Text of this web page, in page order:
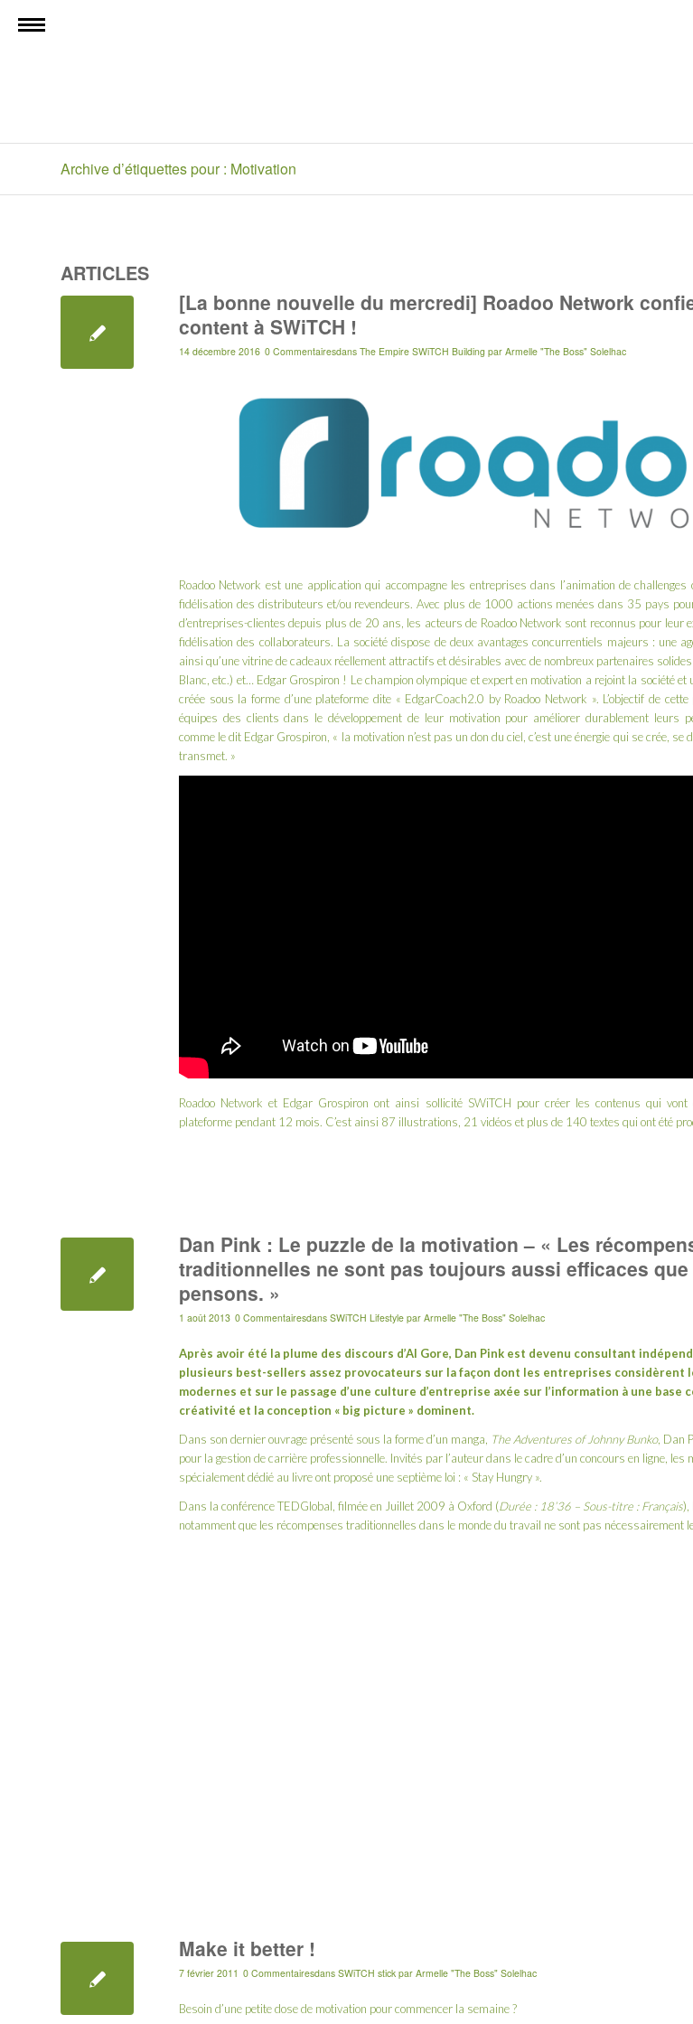
Archive d’étiquettes pour : Motivation
ARTICLES
[La bonne nouvelle du mercredi] Roadoo Network
content à SWiTCH !
14 décembre 2016 0 Commentairesdans The Empire SWiTCH Building par Armelle "The Boss" Solelhac
Roadoo Network est une application qui accompagne les entreprises dans l’animation de
fidélisation des distributeurs et/ou revendeurs. Avec plus de 1000 actions menées dans 35 pays
d’entreprises-clientes depuis plus de 20 ans, les acteurs de Roadoo Network sont reconnus pour leur
fidélisation des collaborateurs. La société dispose de deux avantages concurrentiels majeurs : une
ainsi qu’une vitrine de cadeaux réellement attractifs et désirables avec de nombreux partenaires
Blanc, etc.) et… Edgar Grospiron ! Le champion olympique et expert en motivation a rejoint la société et
créée sous la forme d’une plateforme dite « EdgarCoach2.0 by Roadoo Network ». L’objectif de
équipes des clients dans le développement de leur motivation pour améliorer durablement leurs
comme le dit Edgar Grospiron, « la motivation n’est pas un don du ciel, c’est une énergie qui se crée, se
transmet. »
Roadoo Network et Edgar Grospiron ont ainsi sollicité SWiTCH pour créer les contenus qui
plateforme pendant 12 mois. C’est ainsi 87 illustrations, 21 vidéos et plus de 140 textes qui ont été
Dan Pink : Le puzzle de la motivation – « Les
traditionnelles ne sont pas toujours aussi efficaces
pensons. »
1 août 2013 0 Commentairesdans SWiTCH Lifestyle par Armelle "The Boss" Solelhac
Après avoir été la plume des discours d’Al Gore, Dan Pink est devenu consultant
plusieurs best-sellers assez provocateurs sur la façon dont les entreprises considèrent
modernes et sur le passage d’une culture d’entreprise axée sur l’information à une base
créativité et la conception « big picture » dominent.
Dans son dernier ouvrage présenté sous la forme d’un manga, The Adventures of Johnny Bunko, Dan
pour la gestion de carrière professionnelle. Invités par l’auteur dans le cadre d’un concours en ligne, les
spécialement dédié au livre ont proposé une septième loi : « Stay Hungry ».
Dans la conférence TEDGlobal, filmée en Juillet 2009 à Oxford (Durée : 18’36 – Sous-titre : Français),
notamment que les récompenses traditionnelles dans le monde du travail ne sont pas nécessairement
Make it better !
7 février 2011 0 Commentairesdans SWiTCH stick par Armelle "The Boss" Solelhac
Besoin d’une petite dose de motivation pour commencer la semaine ?